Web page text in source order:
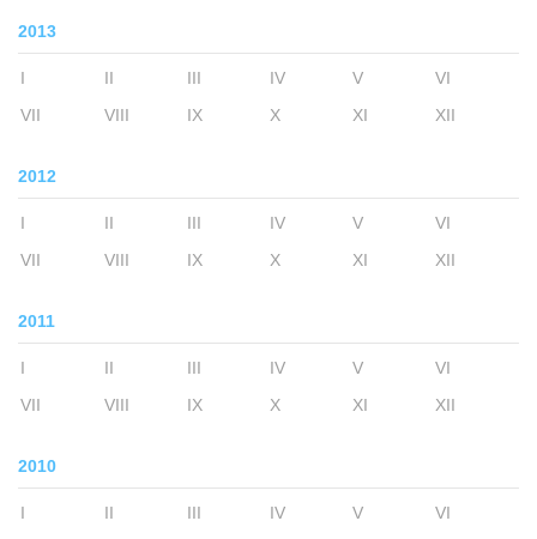
2013
I II III IV V
VI
VII
VIII IX X XI XII
2012
I II III IV V
VI
VII
VIII IX X XI XII
2011
I II III IV V
VI
VII
VIII IX X XI XII
2010
I II III IV V
VI